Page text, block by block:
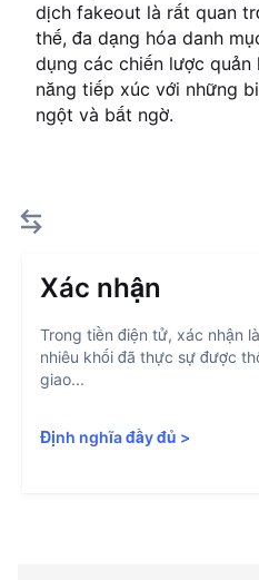
dịch fakeout là rất quan
thế, đa dạng hóa danh
dụng các chiến lược
năng tiếp xúc với những
ngột và bất ngờ.
Xác nhận
Trong tiền điện tử, xác nhận
nhiêu khối đã thực sự được
giao...
Định nghĩa đầy đủ >